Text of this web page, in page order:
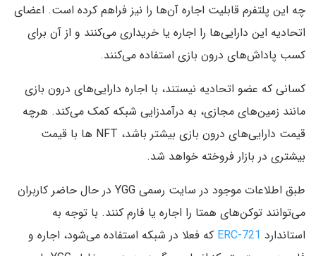
چه این پلتفرم قابلیت اجاره آن‌ها را نیز فراهم کرده است. اعضای
اتحادیه این دارایی‌ها را اجاره یا خریداری می‌کنند و از آن برای
کسب پاداش‌های درون بازی استفاده می‌کنند.
کسانی که عضو اتحادیه نیستند، با اجاره دارایی‌های درون بازی
مانند زمین‌های مجازی، به درآمدزایی شبکه کمک می‌کند. هرچه
قیمت دارایی‌های درون بازی بیشتر باشد، NFT ها با قیمت
بیشتری در بازار فروخته خواهد شد.
طبق اطلاعات موجود در سایت رسمی YGG در حال حاضر کاربران
می‌توانند توکن‌های همتا را اجاره یا فارم کنند. با توجه به
استاندارد ERC-721 که فعلا در شبکه استفاده می‌شود، اجاره و